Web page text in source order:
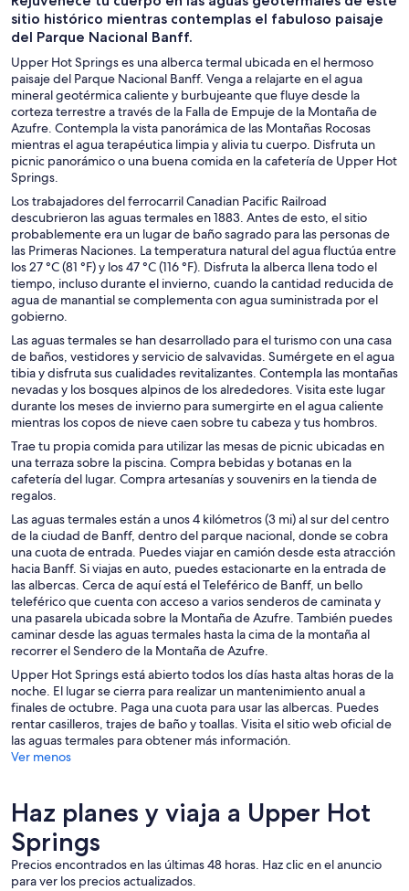
sitio histórico mientras contemplas el fabuloso paisaje
del Parque Nacional Banff.
Upper Hot Springs es una alberca termal ubicada en el hermoso
paisaje del Parque Nacional Banff. Venga a relajarte en el agua
mineral geotérmica caliente y burbujeante que fluye desde la
corteza terrestre a través de la Falla de Empuje de la Montaña de
Azufre. Contempla la vista panorámica de las Montañas Rocosas
mientras el agua terapéutica limpia y alivia tu cuerpo. Disfruta un
picnic panorámico o una buena comida en la cafetería de Upper Hot
Springs.
Los trabajadores del ferrocarril Canadian Pacific Railroad
descubrieron las aguas termales en 1883. Antes de esto, el sitio
probablemente era un lugar de baño sagrado para las personas de
las Primeras Naciones. La temperatura natural del agua fluctúa entre
los 27 °C (81 °F) y los 47 °C (116 °F). Disfruta la alberca llena todo el
tiempo, incluso durante el invierno, cuando la cantidad reducida de
agua de manantial se complementa con agua suministrada por el
gobierno.
Las aguas termales se han desarrollado para el turismo con una casa
de baños, vestidores y servicio de salvavidas. Sumérgete en el agua
tibia y disfruta sus cualidades revitalizantes. Contempla las montañas
nevadas y los bosques alpinos de los alrededores. Visita este lugar
durante los meses de invierno para sumergirte en el agua caliente
mientras los copos de nieve caen sobre tu cabeza y tus hombros.
Trae tu propia comida para utilizar las mesas de picnic ubicadas en
una terraza sobre la piscina. Compra bebidas y botanas en la
cafetería del lugar. Compra artesanías y souvenirs en la tienda de
regalos.
Las aguas termales están a unos 4 kilómetros (3 mi) al sur del centro
de la ciudad de Banff, dentro del parque nacional, donde se cobra
una cuota de entrada. Puedes viajar en camión desde esta atracción
hacia Banff. Si viajas en auto, puedes estacionarte en la entrada de
las albercas. Cerca de aquí está el Teleférico de Banff, un bello
teleférico que cuenta con acceso a varios senderos de caminata y
una pasarela ubicada sobre la Montaña de Azufre. También puedes
caminar desde las aguas termales hasta la cima de la montaña al
recorrer el Sendero de la Montaña de Azufre.
Upper Hot Springs está abierto todos los días hasta altas horas de la
noche. El lugar se cierra para realizar un mantenimiento anual a
finales de octubre. Paga una cuota para usar las albercas. Puedes
rentar casilleros, trajes de baño y toallas. Visita el sitio web oficial de
las aguas termales para obtener más información.
Ver menos
Haz planes y viaja a Upper Hot
Springs
Precios encontrados en las últimas 48 horas. Haz clic en el anuncio
para ver los precios actualizados.